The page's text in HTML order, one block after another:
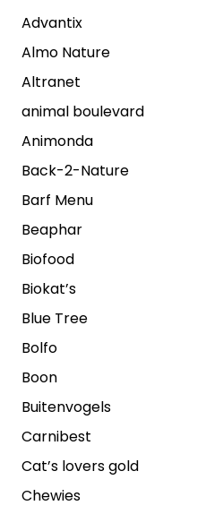
Advantix
Almo Nature
Altranet
animal boulevard
Animonda
Back-2-Nature
Barf Menu
Beaphar
Biofood
Biokat’s
Blue Tree
Bolfo
Boon
Buitenvogels
Carnibest
Cat’s lovers gold
Chewies